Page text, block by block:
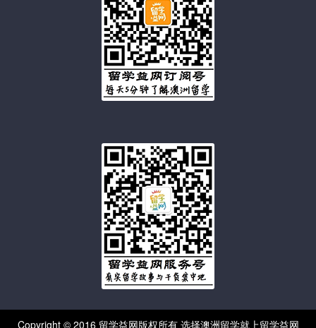
Copyright © 2016 留学益网版权所有 选择澳洲留学就上留学益网